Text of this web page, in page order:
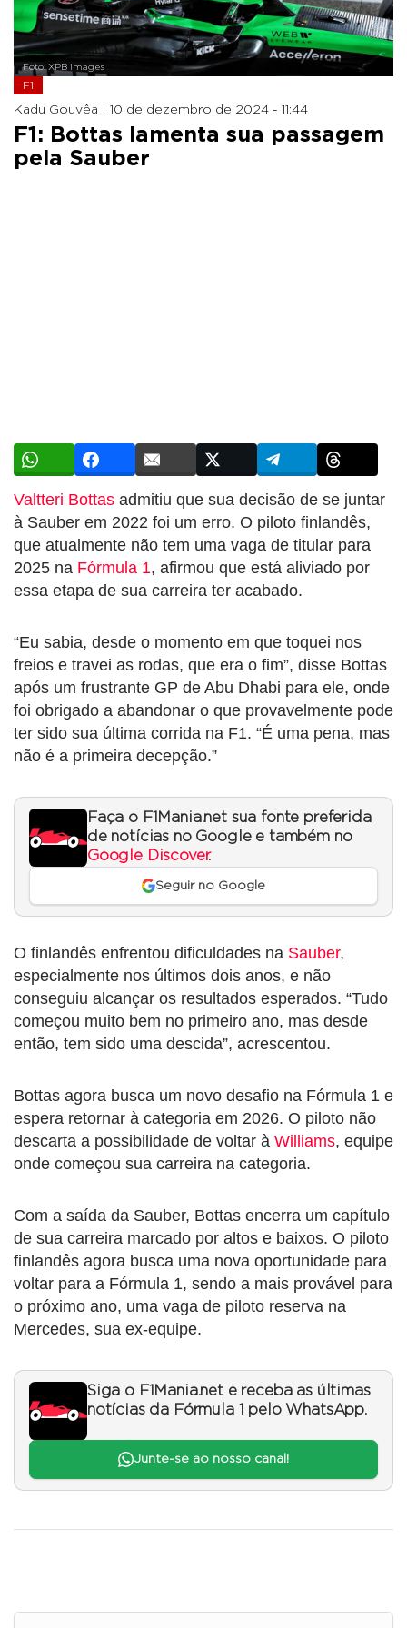
Foto: XPB Images
F1
Kadu Gouvêa | 10 de dezembro de 2024 - 11:44
F1: Bottas lamenta sua passagem
pela Sauber
Valtteri Bottas admitiu que sua decisão de se juntar
à Sauber em 2022 foi um erro. O piloto finlandês,
que atualmente não tem uma vaga de titular para
2025 na Fórmula 1, afirmou que está aliviado por
essa etapa de sua carreira ter acabado.
“Eu sabia, desde o momento em que toquei nos
freios e travei as rodas, que era o fim”, disse Bottas
após um frustrante GP de Abu Dhabi para ele, onde
foi obrigado a abandonar o que provavelmente pode
ter sido sua última corrida na F1. “É uma pena, mas
não é a primeira decepção.”
Faça o F1Mania.net sua fonte preferida
de notícias no Google e também no
Google Discover.
Seguir no Google
O finlandês enfrentou dificuldades na Sauber,
especialmente nos últimos dois anos, e não
conseguiu alcançar os resultados esperados. “Tudo
começou muito bem no primeiro ano, mas desde
então, tem sido uma descida”, acrescentou.
Bottas agora busca um novo desafio na Fórmula 1 e
espera retornar à categoria em 2026. O piloto não
descarta a possibilidade de voltar à Williams, equipe
onde começou sua carreira na categoria.
Com a saída da Sauber, Bottas encerra um capítulo
de sua carreira marcado por altos e baixos. O piloto
finlandês agora busca uma nova oportunidade para
voltar para a Fórmula 1, sendo a mais provável para
o próximo ano, uma vaga de piloto reserva na
Mercedes, sua ex-equipe.
Siga o F1Mania.net e receba as últimas
notícias da Fórmula 1 pelo WhatsApp.
Junte-se ao nosso canal!